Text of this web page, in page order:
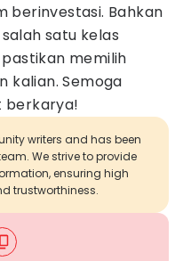
berinvestasi. Bahkan
satu kelas
memilih
kalian. Semoga
berkarya!
writers and has been
We strive to provide
ensuring high
trustworthiness.